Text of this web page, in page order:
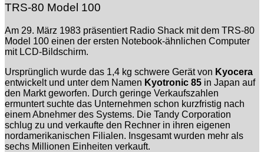
TRS-80 Model 100
Am 29. März 1983 präsentiert Radio Shack mit dem TRS-80
Model 100 einen der ersten Notebook-ähnlichen Computer
mit LCD-Bildschirm.
Ursprünglich wurde das 1,4 kg schwere Gerät von Kyocera
entwickelt und unter dem Namen Kyotronic 85 in Japan auf
den Markt geworfen. Durch geringe Verkaufszahlen
ermuntert suchte das Unternehmen schon kurzfristig nach
einem Abnehmer des Systems. Die Tandy Corporation
schlug zu und verkaufte den Rechner in ihren eigenen
nordamerikanischen Filialen. Insgesamt wurden mehr als
sechs Millionen Einheiten verkauft.